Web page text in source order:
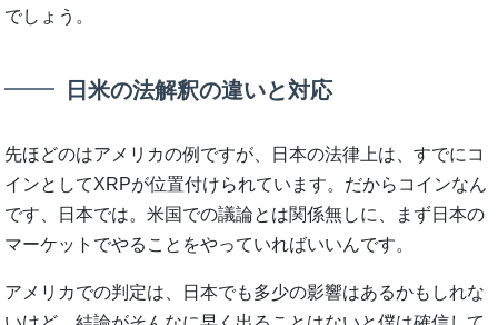
でしょう。
日米の法解釈の違いと対応
先ほどのはアメリカの例ですが、日本の法律上は、すでにコ
インとしてXRPが位置付けられています。だからコインなん
です、日本では。米国での議論とは関係無しに、まず日本の
マーケットでやることをやっていればいいんです。
アメリカでの判定は、日本でも多少の影響はあるかもしれな